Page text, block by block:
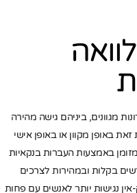
מגוונים, ביניהם גישה מהירה
באופן מקוון או באופן אישי
באמצעות העברות בנקאיות
בקלות ובמהירות לצרכים
אין נגישות יותר לאנשים עם פחות